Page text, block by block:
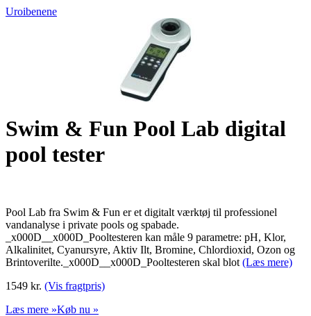
Uroibenene
Swim & Fun Pool Lab digital
pool tester
Pool Lab fra Swim & Fun er et digitalt værktøj til professionel
vandanalyse i private pools og spabade.
_x000D__x000D_Pooltesteren kan måle 9 parametre: pH, Klor,
Alkalinitet, Cyanursyre, Aktiv Ilt, Bromine, Chlordioxid, Ozon og
Brintoverilte._x000D__x000D_Pooltesteren skal blot (Læs mere)
1549 kr. (Vis fragtpris)
Læs mere »Køb nu »